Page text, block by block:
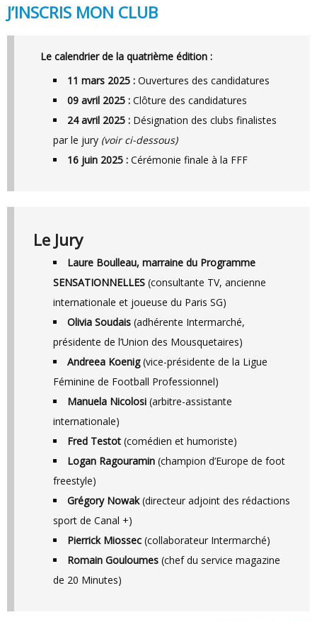
J’INSCRIS MON CLUB
Le calendrier de la quatrième édition :
11 mars 2025 : Ouvertures des candidatures
09 avril 2025 : Clôture des candidatures
24 avril 2025 : Désignation des clubs finalistes
par le jury (voir ci-dessous)
16 juin 2025 : Cérémonie finale à la FFF
Le Jury
Laure Boulleau, marraine du Programme
SENSATIONNELLES (consultante TV, ancienne
internationale et joueuse du Paris SG)
Olivia Soudais (adhérente Intermarché,
présidente de l’Union des Mousquetaires)
Andreea Koenig(vice-présidente de la Ligue
Féminine de Football Professionnel)
Manuela Nicolosi (arbitre-assistante
internationale)
Fred Testot (comédien et humoriste)
Logan Ragouramin (champion d’Europe de foot
freestyle)
Grégory Nowak(directeur adjoint des rédactions
sport de Canal +)
Pierrick Miossec (collaborateur Intermarché)
Romain Gouloumes (chef du service magazine
de 20 Minutes)